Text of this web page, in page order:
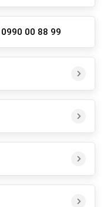
0990 00 88 99